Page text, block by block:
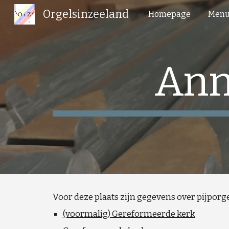
Orgelsinzeeland Homepage
Voor deze plaats zijn gegevens over
(voormalig) Gereformeerde kerk